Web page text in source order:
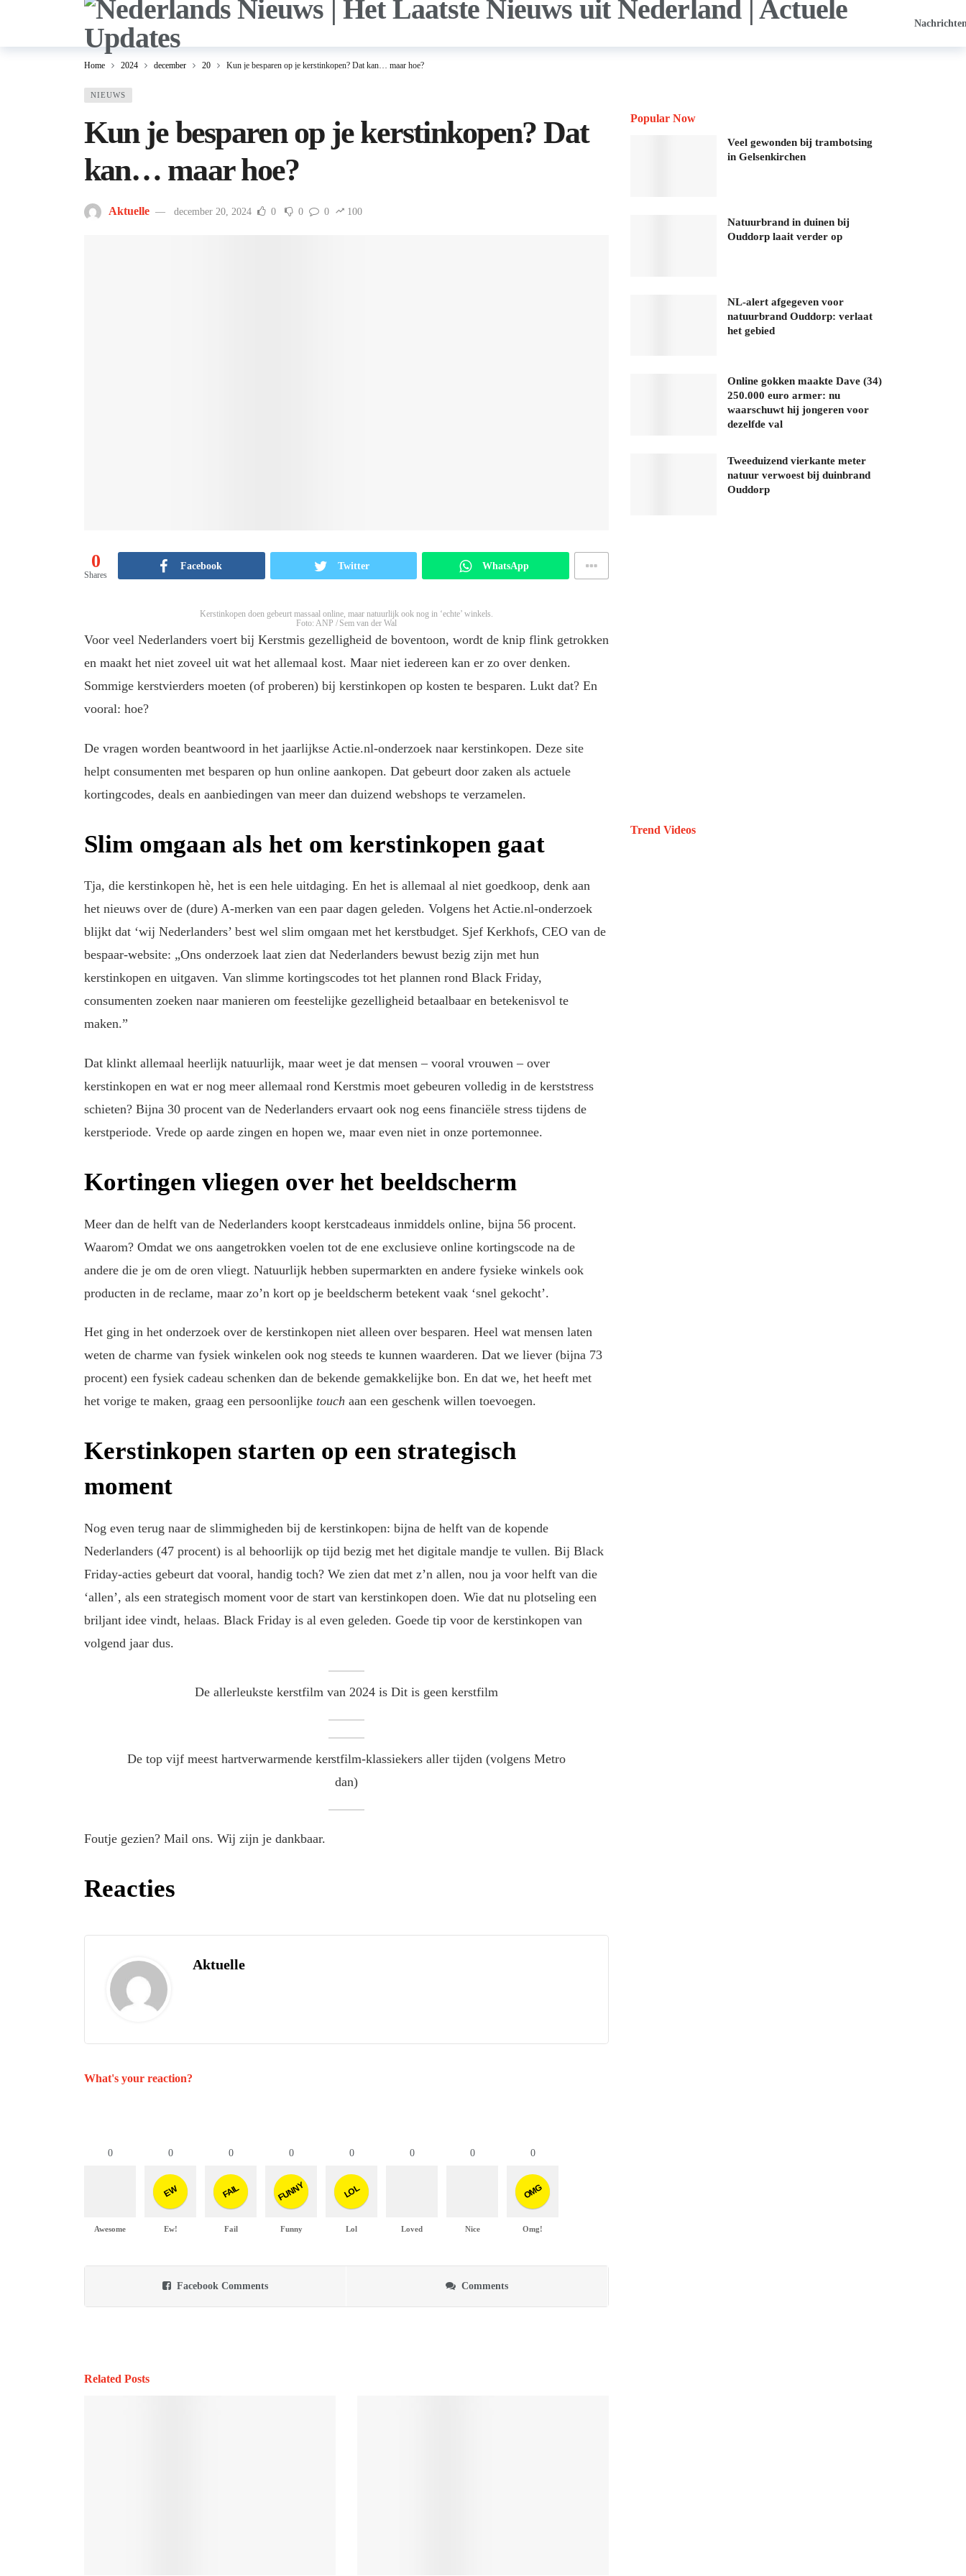
Home 2024 december 20 Kun je besparen op je kerstinkopen? Dat kan… maar hoe?
NIEUWS
Kun je besparen op je kerstinkopen? Dat
kan… maar hoe?
Aktuelle december 20, 2024 0 0 0 100
0
Shares
Facebook Twitter WhatsApp
Kerstinkopen doen gebeurt massaal online, maar natuurlijk ook nog in ‘echte’ winkels.
Foto: ANP / Sem van der Wal
Voor veel Nederlanders voert bij Kerstmis gezelligheid de boventoon, wordt de knip flink getrokken
en maakt het niet zoveel uit wat het allemaal kost. Maar niet iedereen kan er zo over denken.
Sommige kerstvierders moeten (of proberen) bij kerstinkopen op kosten te besparen. Lukt dat? En
vooral: hoe?
De vragen worden beantwoord in het jaarlijkse Actie.nl-onderzoek naar kerstinkopen. Deze site
helpt consumenten met besparen op hun online aankopen. Dat gebeurt door zaken als actuele
kortingcodes, deals en aanbiedingen van meer dan duizend webshops te verzamelen.
Slim omgaan als het om kerstinkopen gaat
Tja, die kerstinkopen hè, het is een hele uitdaging. En het is allemaal al niet goedkoop, denk aan
het nieuws over de (dure) A-merken van een paar dagen geleden. Volgens het Actie.nl-onderzoek
blijkt dat ‘wij Nederlanders’ best wel slim omgaan met het kerstbudget. Sjef Kerkhofs, CEO van de
bespaar-website: „Ons onderzoek laat zien dat Nederlanders bewust bezig zijn met hun
kerstinkopen en uitgaven. Van slimme kortingscodes tot het plannen rond Black Friday,
consumenten zoeken naar manieren om feestelijke gezelligheid betaalbaar en betekenisvol te
maken.”
Dat klinkt allemaal heerlijk natuurlijk, maar weet je dat mensen – vooral vrouwen – over
kerstinkopen en wat er nog meer allemaal rond Kerstmis moet gebeuren volledig in de kerststress
schieten? Bijna 30 procent van de Nederlanders ervaart ook nog eens financiële stress tijdens de
kerstperiode. Vrede op aarde zingen en hopen we, maar even niet in onze portemonnee.
Kortingen vliegen over het beeldscherm
Meer dan de helft van de Nederlanders koopt kerstcadeaus inmiddels online, bijna 56 procent.
Waarom? Omdat we ons aangetrokken voelen tot de ene exclusieve online kortingscode na de
andere die je om de oren vliegt. Natuurlijk hebben supermarkten en andere fysieke winkels ook
producten in de reclame, maar zo’n kort op je beeldscherm betekent vaak ‘snel gekocht’.
Het ging in het onderzoek over de kerstinkopen niet alleen over besparen. Heel wat mensen laten
weten de charme van fysiek winkelen ook nog steeds te kunnen waarderen. Dat we liever (bijna 73
procent) een fysiek cadeau schenken dan de bekende gemakkelijke bon. En dat we, het heeft met
het vorige te maken, graag een persoonlijke touch aan een geschenk willen toevoegen.
Kerstinkopen starten op een strategisch
moment
Nog even terug naar de slimmigheden bij de kerstinkopen: bijna de helft van de kopende
Nederlanders (47 procent) is al behoorlijk op tijd bezig met het digitale mandje te vullen. Bij Black
Friday-acties gebeurt dat vooral, handig toch? We zien dat met z’n allen, nou ja voor helft van die
‘allen’, als een strategisch moment voor de start van kerstinkopen doen. Wie dat nu plotseling een
briljant idee vindt, helaas. Black Friday is al even geleden. Goede tip voor de kerstinkopen van
volgend jaar dus.
De allerleukste kerstfilm van 2024 is Dit is geen kerstfilm
De top vijf meest hartverwarmende kerstfilm-klassiekers aller tijden (volgens Metro
dan)
Foutje gezien? Mail ons. Wij zijn je dankbaar.
Reacties
Aktuelle
What's your reaction?
0
Awesome
0
EW
Ew!
0
FAIL
Fail
0
FUNNY
Funny
0
LOL
Lol
0
Loved
0
Nice
0
OMG
Omg!
Facebook Comments Comments
Related Posts
Popular Now
Veel gewonden bij trambotsing
in Gelsenkirchen
Natuurbrand in duinen bij
Ouddorp laait verder op
NL-alert afgegeven voor
natuurbrand Ouddorp: verlaat
het gebied
Online gokken maakte Dave (34)
250.000 euro armer: nu
waarschuwt hij jongeren voor
dezelfde val
Tweeduizend vierkante meter
natuur verwoest bij duinbrand
Ouddorp
Trend Videos